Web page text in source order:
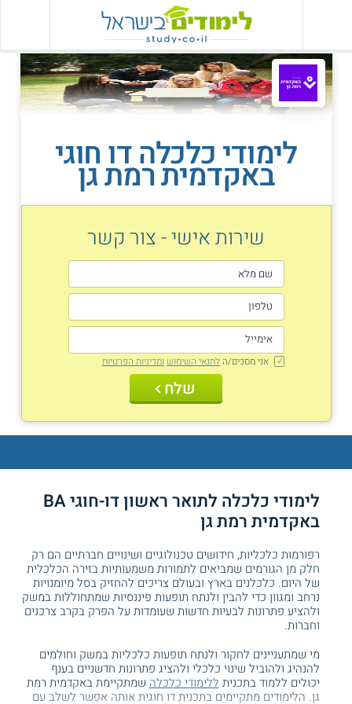
לימודי כלכלה דו חוגי
באקדמית רמת גן
שירות אישי - צור קשר
אני מסכים/ה לתנאי השימוש ומדיניות הפרטיות
שלח
לימודי כלכלה לתואר ראשון דו-חוגי BA
באקדמית רמת גן
רפורמות כלכליות, חידושים טכנולוגיים ושינויים חברתיים הם רק
חלק מן הגורמים שמביאים לתמורות משמעותיות בזירה הכלכלית
של היום. כלכלנים בארץ ובעולם צריכים להחזיק בסל מיומנויות
נרחב ומגוון כדי להבין ולנתח תופעות פיננסיות שמתחוללות במשק
ולהציע פתרונות לבעיות חדשות שעומדות על הפרק בקרב צרכנים
וחברות.
מי שמתעניינים לחקור ולנתח תופעות כלכליות במשק וחולמים
להנהיג ולהוביל שינוי כלכלי ולהציג פתרונות חדשניים בענף
יכולים ללמוד בתכנית ללימודי כלכלה שמתקיימת באקדמית רמת
גן. הלימודים מתקיימים בתכנית דו חוגית אותה אפשר לשלב עם